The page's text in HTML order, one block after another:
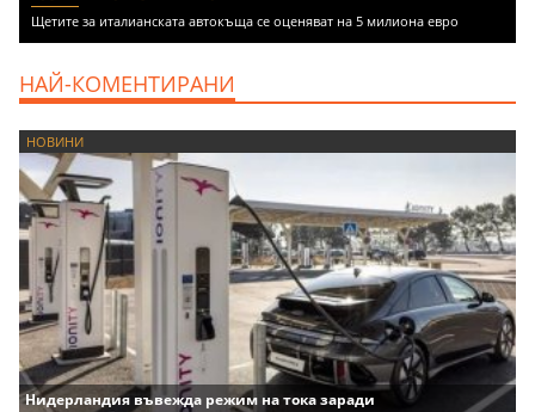
Щетите за италианската автокъща се оценяват на 5 милиона евро
НАЙ-КОМЕНТИРАНИ
НОВИНИ
Нидерландия въвежда режим на тока заради